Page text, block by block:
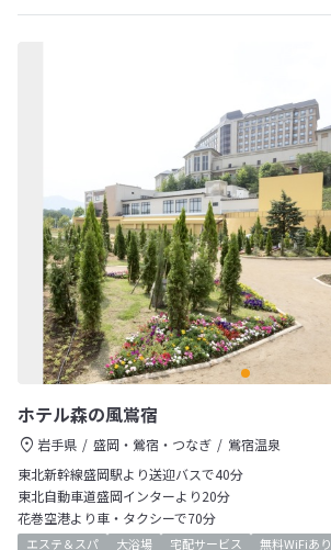
ホテル森の風鴬宿
岩手県 盛岡・鶯宿・つなぎ
鴬宿温泉
東北新幹線盛岡駅より送迎バスで40分
東北自動車道盛岡インターより20分
花巻空港より車・タクシーで70分
エステ＆スパ 大浴場 宅配サービス 無料WiFiあり